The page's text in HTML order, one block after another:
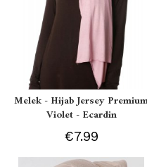
Melek - Hijab Jersey
Violet - Ecardin
€7.99